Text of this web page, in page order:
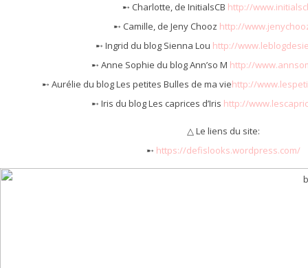
➸ Charlotte, de InitialsCB http://
➸ Camille, de Jeny Chooz http://
➸ Ingrid du blog Sienna Lou http://
➸ Anne Sophie du blog Ann’so M http://
➸ Aurélie du blog Les petites Bulles de ma viehttp://
➸ Iris du blog Les caprices d’Iris http://
△ Le liens du site:
➸ https://defislooks.wordpress.com/